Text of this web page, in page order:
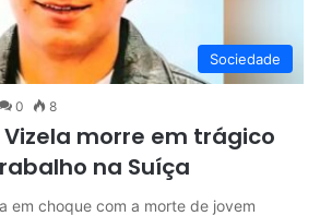
Sociedade
0 8
morre em trágico
na Suíça
em choque com a morte de jovem